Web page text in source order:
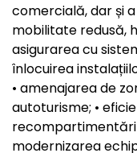
comercială, dar și
mobilitate redusă,
asigurarea cu
înlocuirea
• amenajarea de
autoturisme; •
modernizarea